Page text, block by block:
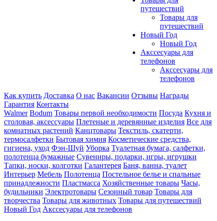
путешествий
Товары для
путешествий
Новый Год
Новый Год
Акссесуары для
телефонов
Акссесуары для
телефонов
Как купить Доставка О нас Вакансии Отзывы Награды
Гарантия Контакты
Walmer Bodum Товары первой необходимости Посуда Кухня и
столовая, аксессуары Плетеные и деревянные изделия Все для
комнатных растений Канцтовары Текстиль, скатерти,
термосалфетки Бытовая химия Косметические средства,
гигиена, уход Фэн-Шуй Уборка Туалетная бумага, салфетки,
полотенца бумажные Сувениры, подарки, игры, игрушки
Тапки, носки, колготки Галантерея Баня, ванна, туалет
Интерьер Мебель Полотенца Постельное белье и спальные
принадлежности Пластмасса Хозяйственные товары Часы,
будильники Электротовары Сезонный товар Товары для
творчества Товары для животных Товары для путешествий
Новый Год Акссесуары для телефонов